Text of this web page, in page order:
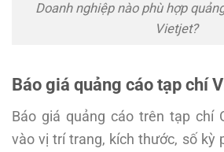
Doanh nghiệp nào phù hợp
Vietjet?
Báo giá quảng cáo tạp chí
Báo giá quảng cáo trên tạp chí
vào vị trí trang, kích thước, số kỳ